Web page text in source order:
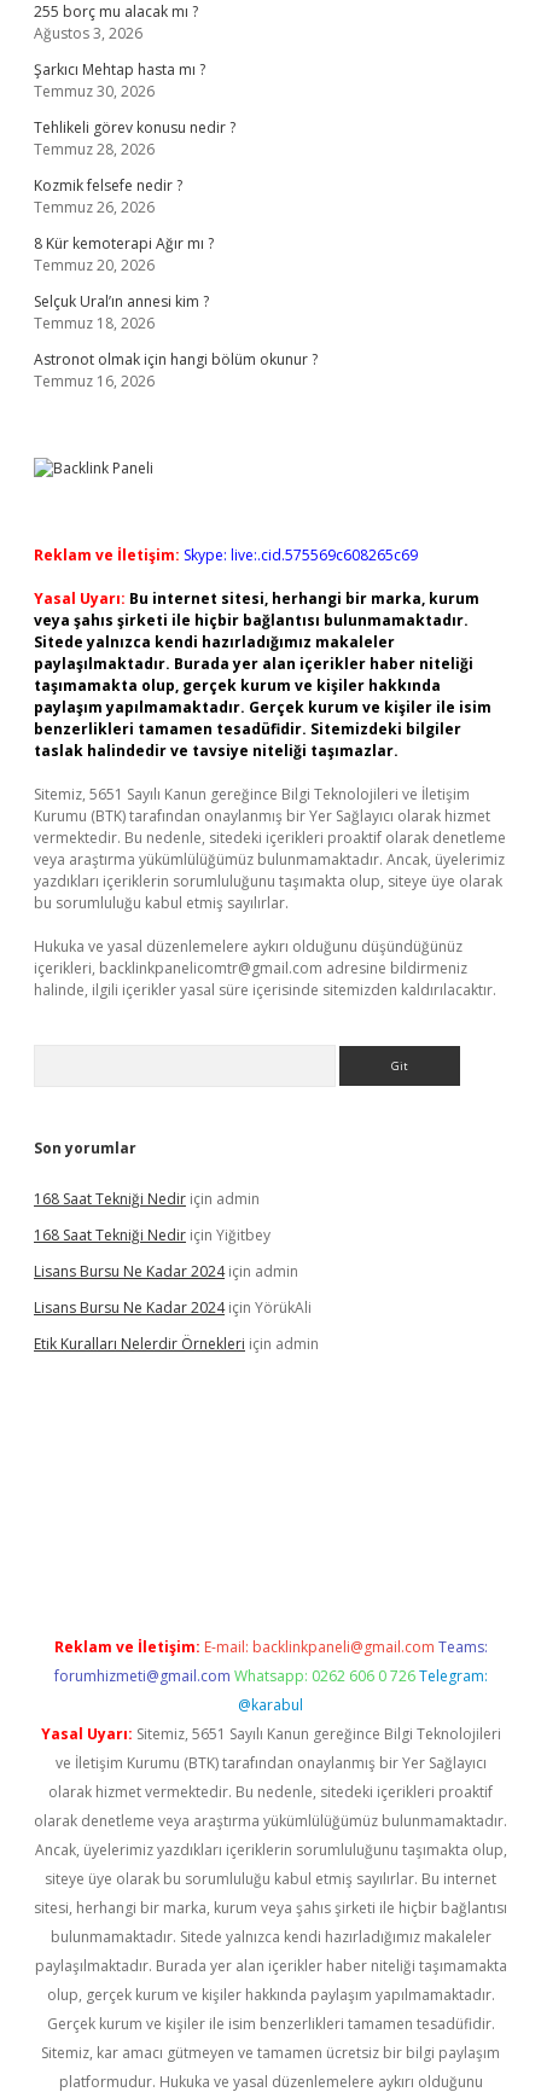
255 borç mu alacak mı ?
Ağustos 3, 2026
Şarkıcı Mehtap hasta mı ?
Temmuz 30, 2026
Tehlikeli görev konusu nedir ?
Temmuz 28, 2026
Kozmik felsefe nedir ?
Temmuz 26, 2026
8 Kür kemoterapi Ağır mı ?
Temmuz 20, 2026
Selçuk Ural’ın annesi kim ?
Temmuz 18, 2026
Astronot olmak için hangi bölüm okunur ?
Temmuz 16, 2026
Reklam ve İletişim: Skype: live:.cid.575569c608265c69
Yasal Uyarı: Bu internet sitesi, herhangi bir marka, kurum
veya şahıs şirketi ile hiçbir bağlantısı bulunmamaktadır.
Sitede yalnızca kendi hazırladığımız makaleler
paylaşılmaktadır. Burada yer alan içerikler haber niteliği
taşımamakta olup, gerçek kurum ve kişiler hakkında
paylaşım yapılmamaktadır. Gerçek kurum ve kişiler ile isim
benzerlikleri tamamen tesadüfidir. Sitemizdeki bilgiler
taslak halindedir ve tavsiye niteliği taşımazlar.
Sitemiz, 5651 Sayılı Kanun gereğince Bilgi Teknolojileri ve İletişim
Kurumu (BTK) tarafından onaylanmış bir Yer Sağlayıcı olarak hizmet
vermektedir. Bu nedenle, sitedeki içerikleri proaktif olarak denetleme
veya araştırma yükümlülüğümüz bulunmamaktadır. Ancak, üyelerimiz
yazdıkları içeriklerin sorumluluğunu taşımakta olup, siteye üye olarak
bu sorumluluğu kabul etmiş sayılırlar.
Hukuka ve yasal düzenlemelere aykırı olduğunu düşündüğünüz
içerikleri, backlinkpanelicomtr@gmail.com adresine bildirmeniz
halinde, ilgili içerikler yasal süre içerisinde sitemizden kaldırılacaktır.
Son yorumlar
168 Saat Tekniği Nedir için admin
168 Saat Tekniği Nedir için Yiğitbey
Lisans Bursu Ne Kadar 2024için admin
Lisans Bursu Ne Kadar 2024için YörükAli
Etik Kuralları Nelerdir Örnekleri için admin
Reklam ve İletişim: E-mail: backlinkpaneli@gmail.com Teams:
forumhizmeti@gmail.com Whatsapp: 0262 606 0 726 Telegram:
@karabul
Yasal Uyarı: Sitemiz, 5651 Sayılı Kanun gereğince Bilgi Teknolojileri
ve İletişim Kurumu (BTK) tarafından onaylanmış bir Yer Sağlayıcı
olarak hizmet vermektedir. Bu nedenle, sitedeki içerikleri proaktif
olarak denetleme veya araştırma yükümlülüğümüz bulunmamaktadır.
Ancak, üyelerimiz yazdıkları içeriklerin sorumluluğunu taşımakta olup,
siteye üye olarak bu sorumluluğu kabul etmiş sayılırlar. Bu internet
sitesi, herhangi bir marka, kurum veya şahıs şirketi ile hiçbir bağlantısı
bulunmamaktadır. Sitede yalnızca kendi hazırladığımız makaleler
paylaşılmaktadır. Burada yer alan içerikler haber niteliği taşımamakta
olup, gerçek kurum ve kişiler hakkında paylaşım yapılmamaktadır.
Gerçek kurum ve kişiler ile isim benzerlikleri tamamen tesadüfidir.
Sitemiz, kar amacı gütmeyen ve tamamen ücretsiz bir bilgi paylaşım
platformudur. Hukuka ve yasal düzenlemelere aykırı olduğunu